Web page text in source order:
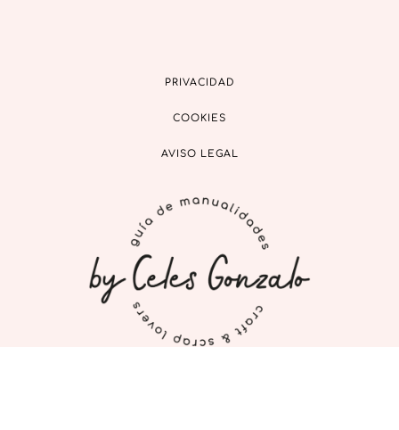
PRIVACIDAD
COOKIES
AVISO LEGAL